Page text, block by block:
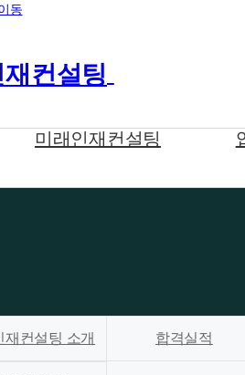
동
재컨설팅 소개 합격실적
미래인재컨설팅